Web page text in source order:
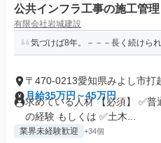
公共インフラ工事の施工管理
有限会社岩城建設
気づけば8年。－－－長く続けら
〒470-0213愛知県みよし市打
月給35万円～45万円
求めている人材 【必須】 ✅
の経験 もしくは ✅土木...
業界未経験歓迎 +34個